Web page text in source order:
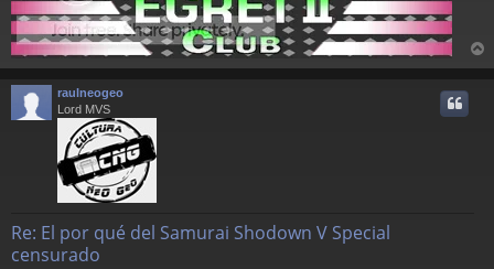
r
raulneogeo
Lord MVS
Re: El por qué del Samurai Shodown V Special
censurado